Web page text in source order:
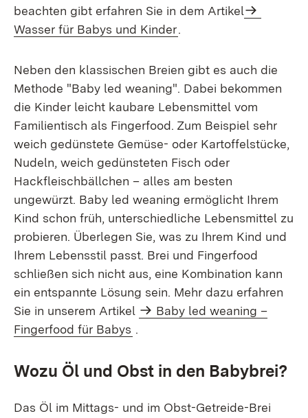
beachten gibt erfahren Sie in dem Artikel
Wasser für Babys und Kinder.
Neben den klassischen Breien gibt es auch die
Methode "Baby led weaning". Dabei bekommen
die Kinder leicht kaubare Lebensmittel vom
Familientisch als Fingerfood. Zum Beispiel sehr
weich gedünstete Gemüse- oder Kartoffelstücke,
Nudeln, weich gedünsteten Fisch oder
Hackfleischbällchen – alles am besten
ungewürzt. Baby led weaning ermöglicht Ihrem
Kind schon früh, unterschiedliche Lebensmittel zu
probieren. Überlegen Sie, was zu Ihrem Kind und
Ihrem Lebensstil passt. Brei und Fingerfood
schließen sich nicht aus, eine Kombination kann
ein entspannte Lösung sein. Mehr dazu erfahren
Sie in unserem Artikel
Baby led weaning –
Fingerfood für Babys .
Wozu Öl und Obst in den Babybrei?
Das Öl im Mittags- und im Obst-Getreide-Brei